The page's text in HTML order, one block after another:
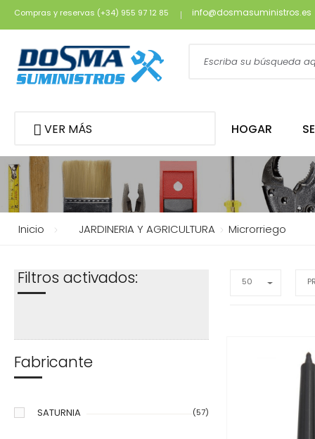
Compras y reservas (+34) 955 97 12 85 info@dosmasuministros.es
VER MÁS HOGAR
Inicio JARDINERIA Y AGRICULTURA Microrriego
Filtros activados:
Fabricante
SATURNIA (57)
50